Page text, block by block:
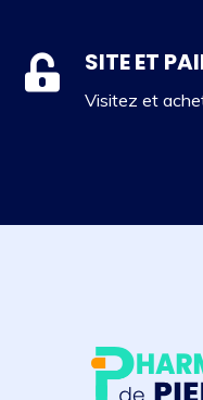
SITE ET
Visitez et